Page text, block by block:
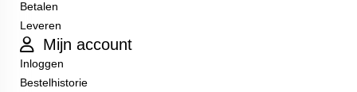
Betalen
Leveren
Mijn account
Inloggen
Bestelhistorie